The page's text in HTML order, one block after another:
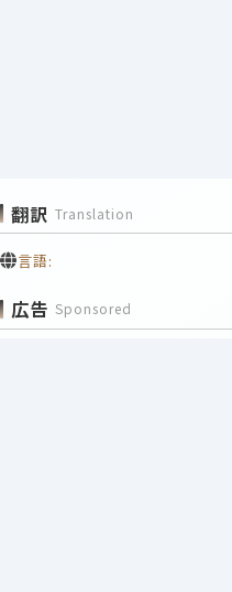
翻訳 Translation
言語:
広告 Sponsored